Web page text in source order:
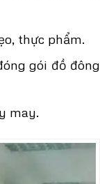
thực phẩm.
gói đồ đông
may.